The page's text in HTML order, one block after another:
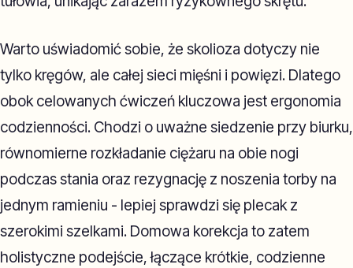
Warto uświadomić sobie, że skolioza dotyczy nie
tylko kręgów, ale całej sieci mięśni i powięzi. Dlatego
obok celowanych ćwiczeń kluczowa jest ergonomia
codzienności. Chodzi o uważne siedzenie przy biurku,
równomierne rozkładanie ciężaru na obie nogi
podczas stania oraz rezygnację z noszenia torby na
jednym ramieniu - lepiej sprawdzi się plecak z
szerokimi szelkami. Domowa korekcja to zatem
holistyczne podejście, łączące krótkie, codzienne